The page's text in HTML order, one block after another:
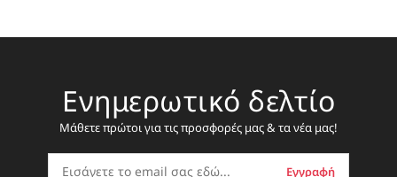
Ενημερωτικό δελτίο
Μάθετε πρώτοι για τις προσφορές μας & τα νέα μας!